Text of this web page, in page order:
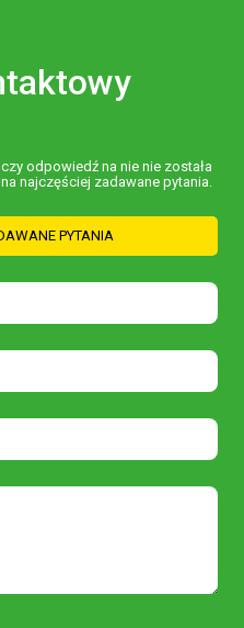
odpowiedź na nie nie została
najczęściej zadawane pytania.
PYTANIA